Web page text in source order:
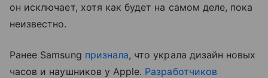
он исключает, хотя как будет на самом деле, пока
неизвестно.
Ранее Samsung признала, что украла дизайн новых
часов и наушников у Apple. Разработчиков